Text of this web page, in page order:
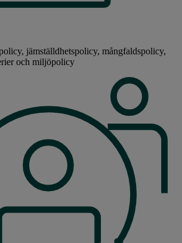
jämställdhetspolicy, mångfaldspolicy,
och miljöpolicy